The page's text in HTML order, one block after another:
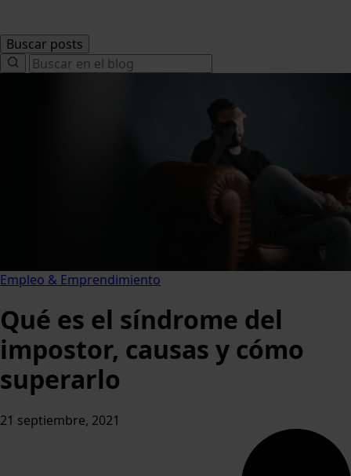
Buscar posts
Search
for:
Empleo & Emprendimiento
Qué es el síndrome del
impostor, causas y cómo
superarlo
21 septiembre, 2021